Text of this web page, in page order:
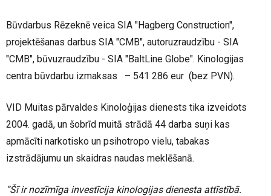
Būvdarbus Rēzeknē veica SIA "Hagberg Construction",
projektēšanas darbus SIA "CMB", autoruzraudzību - SIA
"CMB", būvuzraudzību - SIA "BaltLine Globe". Kinologijas
centra būvdarbu izmaksas – 541 286 eur (bez PVN).
VID Muitas pārvaldes Kinoloģijas dienests tika izveidots
2004. gadā, un šobrīd muitā strādā 44 darba suņi kas
apmācīti narkotisko un psihotropo vielu, tabakas
izstrādājumu un skaidras naudas meklēšanā.
”Šī ir nozīmīga investīcija kinologijas dienesta attīstībā.